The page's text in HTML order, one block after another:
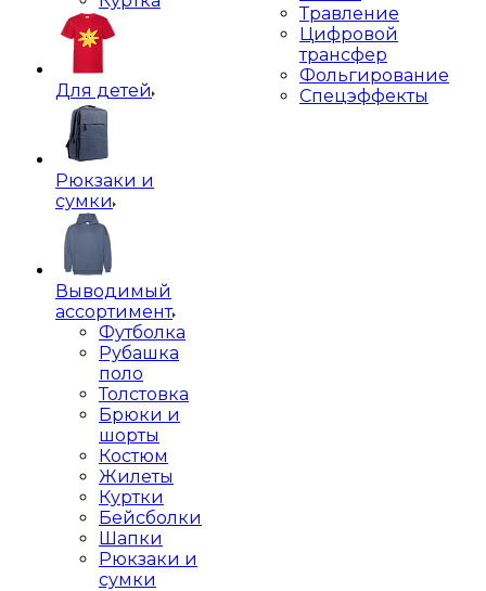
Для детей
Рюкзаки и
сумки
Выводимый
ассортимент
Футболка
Рубашка
поло
Толстовка
Брюки и
шорты
Костюм
Жилеты
Куртки
Бейсболки
Шапки
Рюкзаки и
сумки
Травление
Цифровой
трансфер
Фольгирование
Спецэффекты